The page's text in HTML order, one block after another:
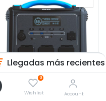
Llegadas más recientes
0
Wishlist Account